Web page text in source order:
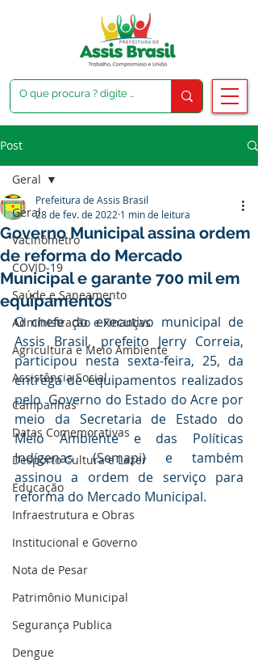
Post
Geral
Vacinômetro
COVID-19
Saúde e Saneamento
Administração e Finanças
Agricultura e Meio Ambiente
Assistência Social
Campanhas
Datas Comemorativas
Desporto Cultura e Lazer
Educação
Infraestrutura e Obras
Institucional e Governo
Nota de Pesar
Patrimônio Municipal
Segurança Publica
Dengue
Geral
Governo Municipal assina ordem
de reforma do Mercado
Municipal e garante 700 mil em
equipamentos
Prefeitura de Assis Brasil
28 de fev. de 2022 1 min de leitura
O chefe do executivo municipal de
Assis Brasil, prefeito Jerry Correia,
participou nesta sexta-feira, 25, da
entrega de equipamentos realizados
pelo  Governo do Estado do Acre por
meio da Secretaria de Estado do
Meio Ambiente e das Políticas
Indígenas (Semapi) e também
assinou a ordem de serviço para
reforma do Mercado Municipal.